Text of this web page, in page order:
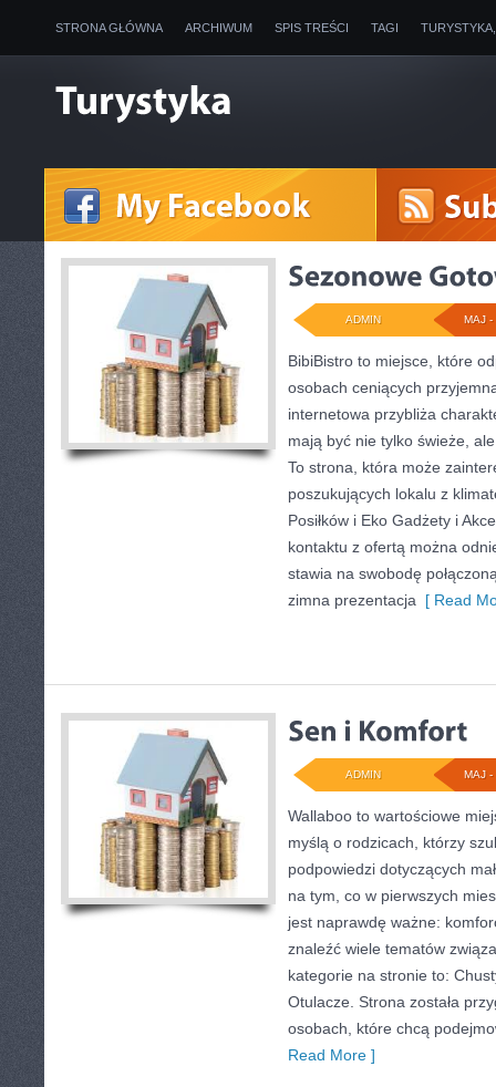
STRONA GŁÓWNA ARCHIWUM SPIS TREŚCI TAGI
MAJ -
ADMIN
BibiBistro to miejsce, które
osobach ceniących
internetowa przybliża
mają być nie tylko świeże,
To strona, która może
poszukujących lokalu z
Posiłków i Eko Gadżety i
kontaktu z ofertą można
stawia na swobodę
zimna prezentacja [ Read
MAJ -
ADMIN
Wallaboo to wartościowe
myślą o rodzicach, którzy
podpowiedzi dotyczących
na tym, co w pierwszych
jest naprawdę ważne:
znaleźć wiele tematów
kategorie na stronie to:
Otulacze. Strona została
osobach, które chcą
Read More ]